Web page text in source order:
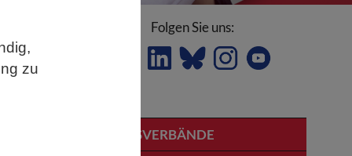
zu
Folgen Sie uns:
LANDESVERBÄNDE